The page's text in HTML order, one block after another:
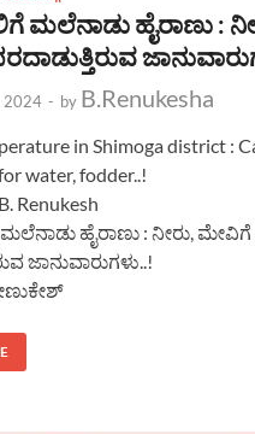
ಮಲೆನಾಡು ಹೈರಾಣು :
2024 - by B.Renukesha
in Shimoga district :
water, fodder..!
Renukesh
ಹೈರಾಣು : ನೀರು, ಮೇವಿಗೆ
ಜಾನುವಾರುಗಳು..!